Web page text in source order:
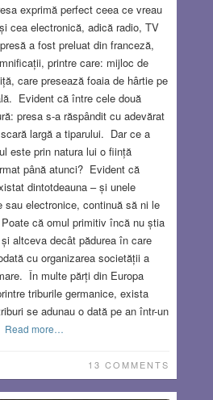
exprimă perfect ceea ce vreau
cea electronică, adică radio, TV
a fost preluat din franceză,
printre care: mijloc de
care presează foaia de hârtie pe
Evident că între cele două
presa s-a răspândit cu adevărat
largă a tiparului. Dar ce a
este prin natura lui o ființă
până atunci? Evident că
dintotdeauna – și unele
electronice, continuă să ni le
că omul primitiv încă nu știa
altceva decât pădurea în care
cu organizarea societății a
În multe părți din Europa
triburile germanice, exista
se adunau o dată pe an într-un
Read more…
13 COMMENTS